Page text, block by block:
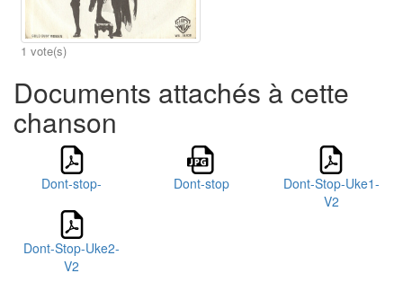
1 vote(s)
Documents attachés à cette
chanson
Dont-stop- Dont-stop
Dont-Stop-Uke1-
V2
Dont-Stop-Uke2-
V2